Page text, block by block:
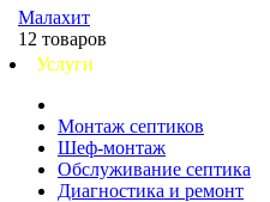
Малахит
12 товаров
Услуги
Монтаж септиков
Шеф-монтаж
Обслуживание септика
Диагностика и ремонт